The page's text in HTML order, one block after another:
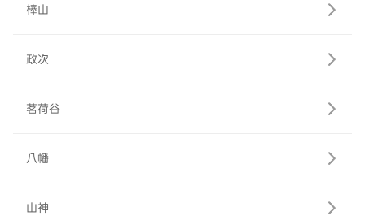
棒山
政次
茗荷谷
八幡
山神